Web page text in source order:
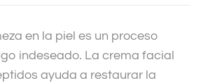
en la piel es un proceso
indeseado. La crema facial
ayuda a restaurar la